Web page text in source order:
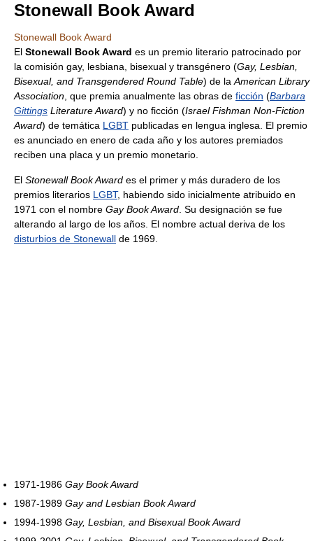
Stonewall Book Award
Stonewall Book Award
El Stonewall Book Award es un premio literario patrocinado por
la comisión gay, lesbiana, bisexual y transgénero (Gay, Lesbian,
Bisexual, and Transgendered Round Table) de la American Library
Association , que premia anualmente las obras de ficción (Barbara
Gittings Literature Award) y no ficción (Israel Fishman Non-Fiction
Award) de temática LGBT publicadas en lengua inglesa. El premio
es anunciado en enero de cada año y los autores premiados
reciben una placa y un premio monetario.
El Stonewall Book Award es el primer y más duradero de los
premios literarios LGBT, habiendo sido inicialmente atribuido en
1971 con el nombre Gay Book Award . Su designación se fue
alterando al largo de los años. El nombre actual deriva de los
disturbios de Stonewall de 1969.
1971-1986 Gay Book Award
1987-1989 Gay and Lesbian Book Award
1994-1998 Gay, Lesbian, and Bisexual Book Award